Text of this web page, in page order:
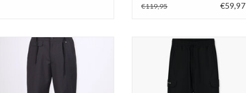
€119,95 €59,97
Berna Regular Fit Pantalon Piombo
TOEVOEGEN AAN WINKELWAGEN
JorCustom Cargo Zip Pants
TOEVOEGEN AAN WINKELWAGEN